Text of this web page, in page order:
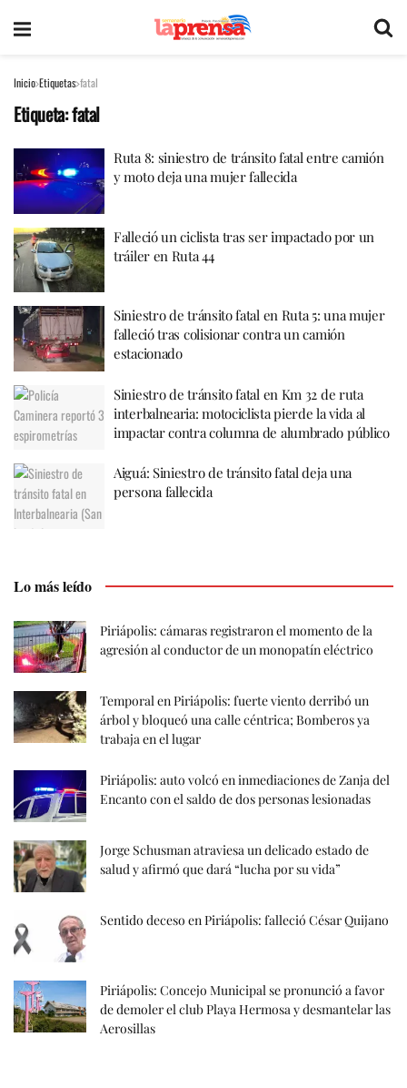
Inicio Etiquetas fatal
Etiqueta:fatal
Ruta 8: siniestro de tránsito fatal entre camión
y moto deja una mujer fallecida
Falleció un ciclista tras ser impactado por un
tráiler en Ruta 44
Siniestro de tránsito fatal en Ruta 5: una mujer
falleció tras colisionar contra un camión
estacionado
Siniestro de tránsito fatal en Km 32 de ruta
interbalnearia: motociclista pierde la vida al
impactar contra columna de alumbrado público
Aiguá: Siniestro de tránsito fatal deja una
persona fallecida
Lo más leído
Piriápolis: cámaras registraron el momento de la
agresión al conductor de un monopatín eléctrico
Temporal en Piriápolis: fuerte viento derribó un
árbol y bloqueó una calle céntrica; Bomberos ya
trabaja en el lugar
Piriápolis: auto volcó en inmediaciones de Zanja del
Encanto con el saldo de dos personas lesionadas
Jorge Schusman atraviesa un delicado estado de
salud y afirmó que dará “lucha por su vida”
Sentido deceso en Piriápolis: falleció César Quijano
Piriápolis: Concejo Municipal se pronunció a favor
de demoler el club Playa Hermosa y desmantelar las
Aerosillas